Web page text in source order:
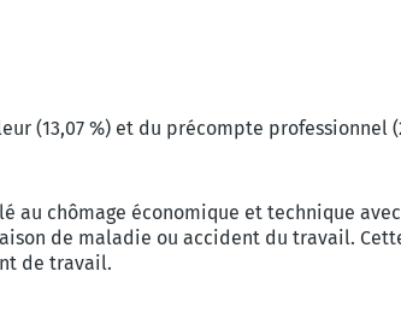
(13,07 %) et du précompte professionnel
au chômage économique et technique
de maladie ou accident du travail.
de travail.